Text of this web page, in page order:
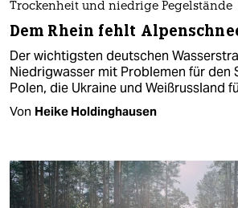
Trockenheit und niedrige Pegelstände
Dem Rhein fehlt
Der wichtigsten deutschen
Niedrigwasser mit Problemen für den
Polen, die Ukraine und Weißrussland
Von Heike Holdinghausen